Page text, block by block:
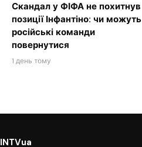
Скандал у ФІФА не похитнув
позиції Інфантіно: чи можуть
російські команди
повернутися
1 день тому
INTVua